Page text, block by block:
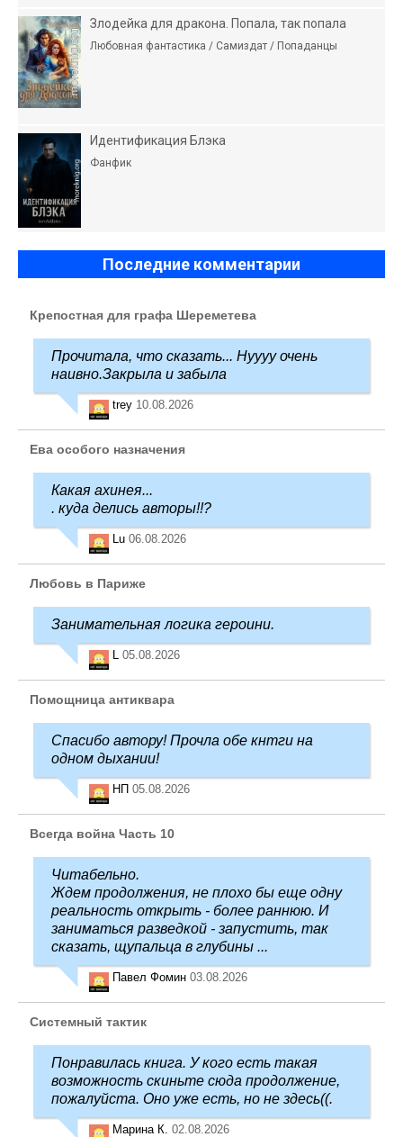
Злодейка для дракона. Попала, так попала
Любовная фантастика / Самиздат / Попаданцы
Идентификация Блэка
Фанфик
Последние комментарии
Крепостная для графа Шереметева
Прочитала, что сказать... Нуууу очень
наивно.Закрыла и забыла
trey 10.08.2026
Ева особого назначения
Какая ахинея...
. куда делись авторы!!?
Lu 06.08.2026
Любовь в Париже
Занимательная логика героини.
L 05.08.2026
Помощница антиквара
Спасибо автору! Прочла обе кнтги на
одном дыхании!
НП 05.08.2026
Всегда война Часть 10
Читабельно.
Ждем продолжения, не плохо бы еще одну
реальность открыть - более раннюю. И
заниматься разведкой - запустить, так
сказать, щупальца в глубины ...
Павел Фомин 03.08.2026
Системный тактик
Понравилась книга. У кого есть такая
возможность скиньте сюда продолжение,
пожалуйста. Оно уже есть, но не здесь((.
Марина К. 02.08.2026